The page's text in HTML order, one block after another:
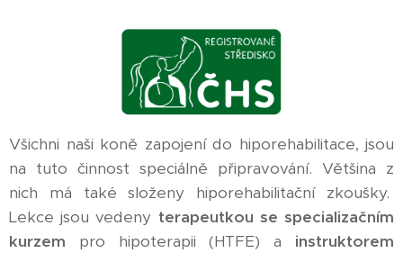
Všichni naši koně zapojení do hiporehabilitace, jsou
na tuto činnost speciálně připravování. Většina z
nich má také složeny hiporehabilitační zkoušky.
Lekce jsou vedeny terapeutkou se specializačním
kurzem pro hipoterapii (HTFE) a instruktorem